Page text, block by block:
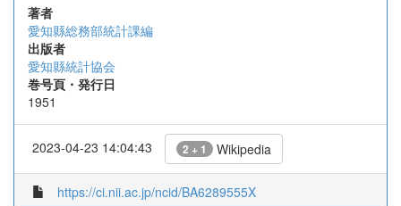
著者
愛知縣総務部統計課編
出版者
愛知縣統計協会
巻号頁・発行日
1951
2023-04-23 14:04:43 2 + 1 Wikipedia
https://ci.nii.ac.jp/ncid/BA6289555X